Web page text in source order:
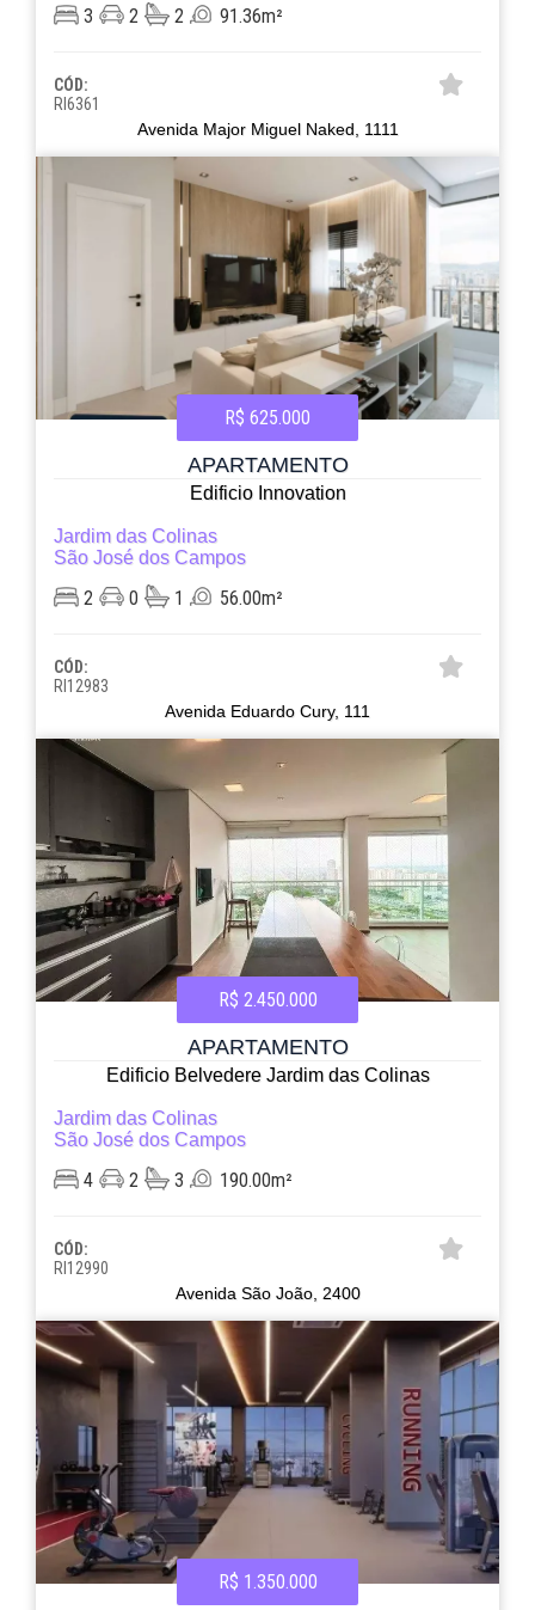
3 2 2 91.36m²
CÓD:
RI6361
Avenida Major Miguel Naked, 1111
R$ 625.000
APARTAMENTO
Edificio Innovation
Jardim das Colinas
São José dos Campos
2 0 1 56.00m²
CÓD:
RI12983
Avenida Eduardo Cury, 111
R$ 2.450.000
APARTAMENTO
Edificio Belvedere Jardim das Colinas
Jardim das Colinas
São José dos Campos
4 2 3 190.00m²
CÓD:
RI12990
Avenida São João, 2400
R$ 1.350.000